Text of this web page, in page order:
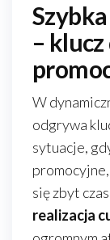
–
W
odgrywa
sytuacje,
się zbyt
realizacja